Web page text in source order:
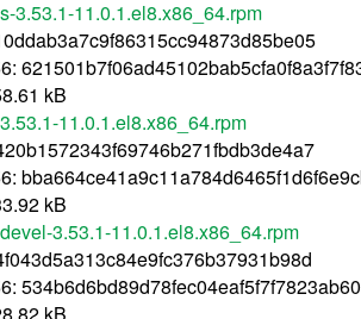
3.53.1-11.0.1.el8.x86_64.rpm
kB
11.0.1.el8.x86_64.rpm
kB
3.53.1-11.0.1.el8.x86_64.rpm
kB